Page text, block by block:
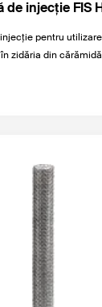
de injecție FIS
pentru
zidăria din